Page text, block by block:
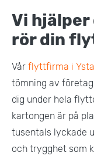
Vi hjälper
rör din
Vår flyttfirma i
tömning av
dig under hela
kartongen är på
tusentals lyckade
och trygghet som